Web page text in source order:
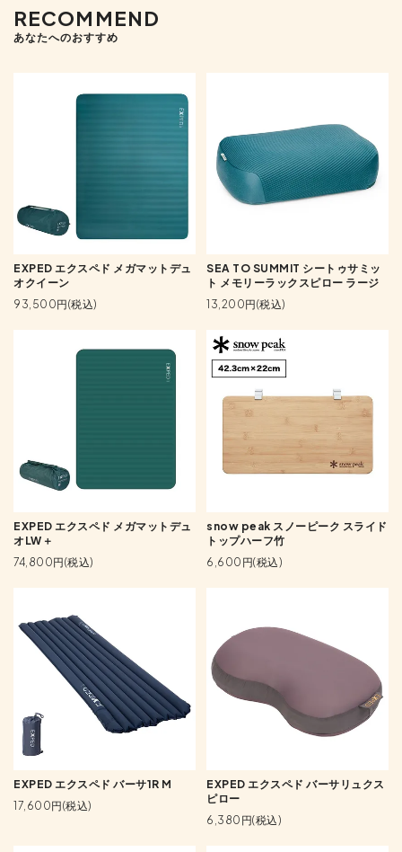
RECOMMEND
あなたへのおすすめ
EXPED エクスペド メガマットデュ
オクイーン
93,500円(税込)
SEA TO SUMMIT シートゥサミッ
ト メモリーラックスピロー ラージ
13,200円(税込)
EXPED エクスペド メガマットデュ
オLW＋
74,800円(税込)
snow peak スノーピーク スライド
トップハーフ竹
6,600円(税込)
EXPED エクスペド バーサ1R M
17,600円(税込)
EXPED エクスペド バーサリュクス
ピロー
6,380円(税込)